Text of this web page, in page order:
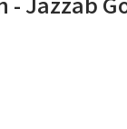
- Jazzab